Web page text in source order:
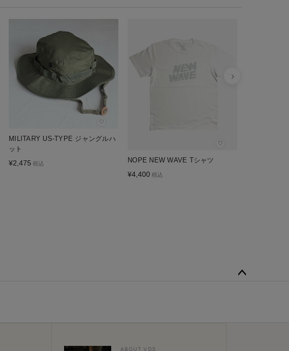
♡
MILITARY US-TYPE ジャングルハ
ット
¥2,475 税込
♡
NOPE NEW WAVE Tシャツ
¥4,400 税込
ABOUT VDS